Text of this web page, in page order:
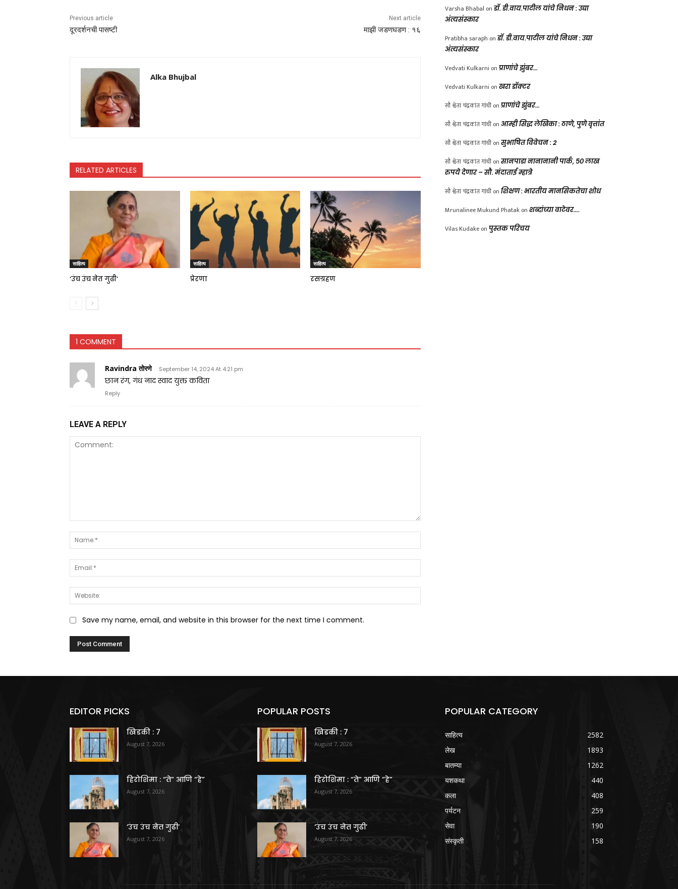
Previous article
दूरदर्शनची पासष्टी
Next article
माझी जडणघडण : १६
Alka Bhujbal
RELATED ARTICLES
साहित्य
‘उंच उंच नेत गुढी’
साहित्य
प्रेरणा
साहित्य
रसग्रहण
1 COMMENT
Ravindra तोरणे September 14, 2024 At 4:21 pm
छान रंग, गंध नाद स्वाद युक्त कविता
Reply
LEAVE A REPLY
Save my name, email, and website in this browser for the next time I comment.
Varsha Bhabal on डॉ. डी.वाय.पाटील यांचे निधन : उद्या
अंत्यसंस्कार
Pratibha saraph on डॉ. डी.वाय.पाटील यांचे निधन : उद्या
अंत्यसंस्कार
Vedvati Kulkarni on प्राणांचे झुंबर…
Vedvati Kulkarni on खरा डॉक्टर
सौ श्वेता चंद्रकांत गांधी on प्राणांचे झुंबर…
सौ श्वेता चंद्रकांत गांधी on आम्ही सिद्ध लेखिका : ठाणे, पुणे वृत्तांत
सौ श्वेता चंद्रकांत गांधी on सुभाषित विवेचन : 2
सौ श्वेता चंद्रकांत गांधी on सानपाडा नानानानी पार्क, ५० लाख
रुपये देणार – सौ. मंदाताई म्हात्रे
सौ श्वेता चंद्रकांत गांधी on शिक्षण : भारतीय मानसिकतेचा शोध
Mrunalinee Mukund Phatak on शब्दांच्या वाटेवर….
Vilas Kudake on पुस्तक परिचय
EDITOR PICKS
खिडकी : 7
August 7, 2026
हिरोशिमा : “ते” आणि “हे”
August 7, 2026
‘उंच उंच नेत गुढी’
August 7, 2026
POPULAR POSTS
खिडकी : 7
August 7, 2026
हिरोशिमा : “ते” आणि “हे”
August 7, 2026
‘उंच उंच नेत गुढी’
August 7, 2026
POPULAR CATEGORY
साहित्य
2582
लेख
1893
बातम्या
1262
यशकथा
440
कला
408
पर्यटन
259
सेवा
190
संस्कृती
158